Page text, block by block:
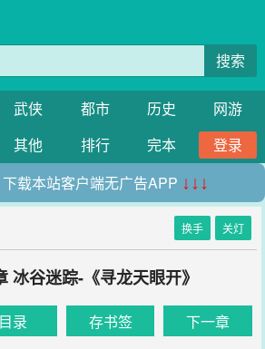
搜索
武侠 都市 历史
网游
其他 排行 完本
登录
载本站客户端无广告APP ↓↓↓
换手 关灯
冰谷迷踪-《寻龙天眼开》
目录 存书签 下一章